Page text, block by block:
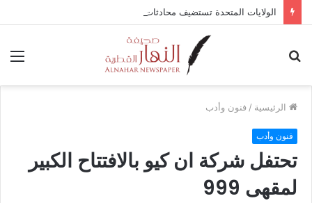
الرئيسية / فنون وأدب
فنون وأدب
تحتفل شركة ان كيو بالافتتاح الكبير
لمقهى 999